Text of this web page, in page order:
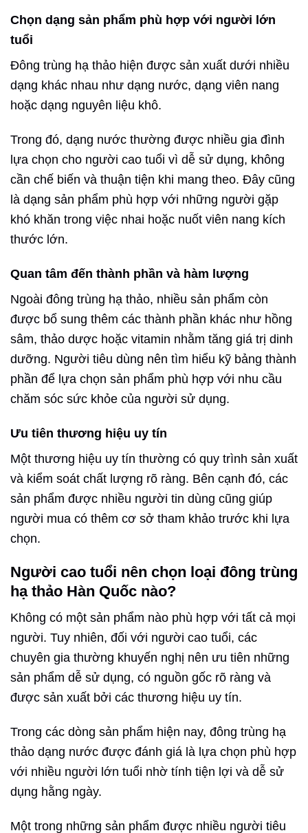
Chọn dạng sản phẩm phù hợp với người lớn
tuổi
Đông trùng hạ thảo hiện được sản xuất dưới nhiều
dạng khác nhau như dạng nước, dạng viên nang
hoặc dạng nguyên liệu khô.
Trong đó, dạng nước thường được nhiều gia đình
lựa chọn cho người cao tuổi vì dễ sử dụng, không
cần chế biến và thuận tiện khi mang theo. Đây cũng
là dạng sản phẩm phù hợp với những người gặp
khó khăn trong việc nhai hoặc nuốt viên nang kích
thước lớn.
Quan tâm đến thành phần và hàm lượng
Ngoài đông trùng hạ thảo, nhiều sản phẩm còn
được bổ sung thêm các thành phần khác như hồng
sâm, thảo dược hoặc vitamin nhằm tăng giá trị dinh
dưỡng. Người tiêu dùng nên tìm hiểu kỹ bảng thành
phần để lựa chọn sản phẩm phù hợp với nhu cầu
chăm sóc sức khỏe của người sử dụng.
Ưu tiên thương hiệu uy tín
Một thương hiệu uy tín thường có quy trình sản xuất
và kiểm soát chất lượng rõ ràng. Bên cạnh đó, các
sản phẩm được nhiều người tin dùng cũng giúp
người mua có thêm cơ sở tham khảo trước khi lựa
chọn.
Người cao tuổi nên chọn loại đông trùng
hạ thảo Hàn Quốc nào?
Không có một sản phẩm nào phù hợp với tất cả mọi
người. Tuy nhiên, đối với người cao tuổi, các
chuyên gia thường khuyến nghị nên ưu tiên những
sản phẩm dễ sử dụng, có nguồn gốc rõ ràng và
được sản xuất bởi các thương hiệu uy tín.
Trong các dòng sản phẩm hiện nay, đông trùng hạ
thảo dạng nước được đánh giá là lựa chọn phù hợp
với nhiều người lớn tuổi nhờ tính tiện lợi và dễ sử
dụng hằng ngày.
Một trong những sản phẩm được nhiều người tiêu